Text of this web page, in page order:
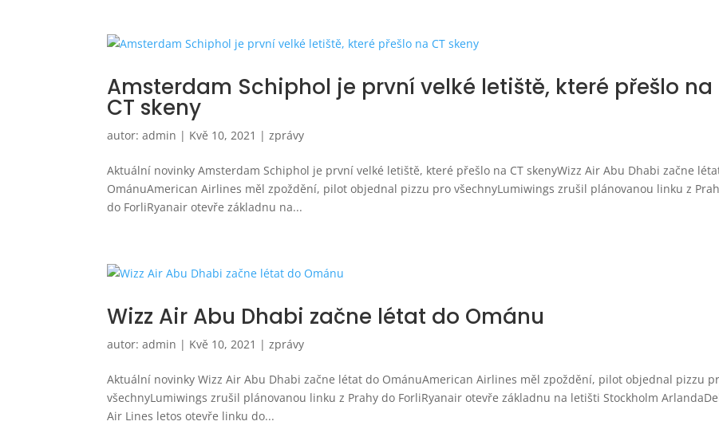
Amsterdam Schiphol je první velké letiště, které přešlo na
CT skeny
autor:admin | Kvě 10, 2021 |zprávy
Aktuální novinky Amsterdam Schiphol je první velké letiště, které přešlo na CT skenyWizz Air Abu Dhabi začne
OmánuAmerican Airlines měl zpoždění, pilot objednal pizzu pro všechnyLumiwings zrušil plánovanou linku z
do ForliRyanair otevře základnu na...
Wizz Air Abu Dhabi začne létat do Ománu
autor:admin | Kvě 10, 2021 |zprávy
Aktuální novinky Wizz Air Abu Dhabi začne létat do OmánuAmerican Airlines měl zpoždění, pilot objednal pizzu
všechnyLumiwings zrušil plánovanou linku z Prahy do ForliRyanair otevře základnu na letišti Stockholm
Air Lines letos otevře linku do...